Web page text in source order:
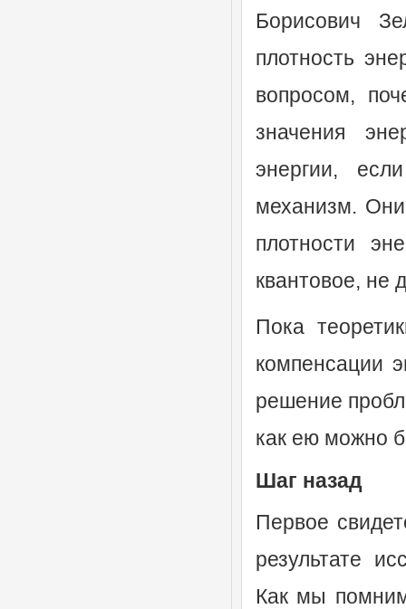
Борисович
плотность
вопросом,
значения
энергии,
механизм.
плотности
квантовое, не
Пока
компенсации
решение
как ею можно
Шаг назад
Первое
результате
Как мы